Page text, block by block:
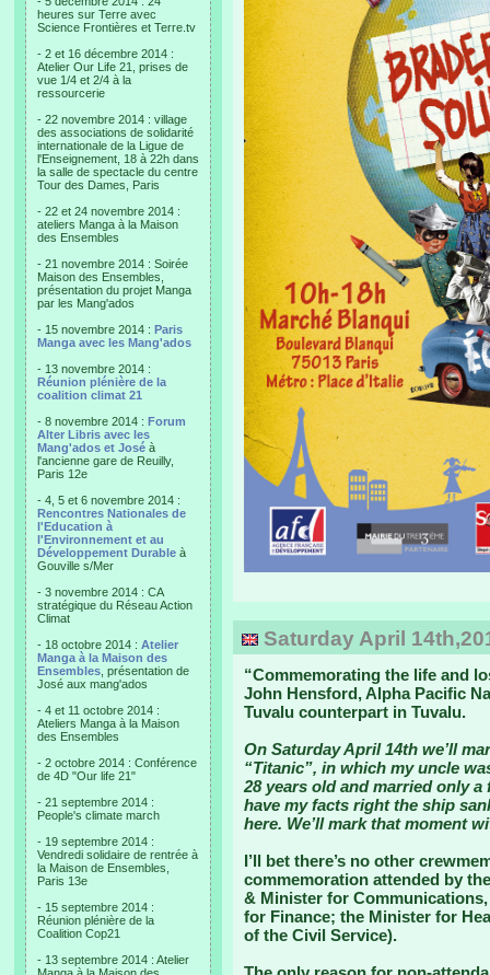
heures sur Terre avec
Science Frontières et Terre.tv
- 2 et 16 décembre 2014 :
Atelier Our Life 21, prises de
vue 1/4 et 2/4 à la
ressourcerie
- 22 novembre 2014 : village
des associations de solidarité
internationale de la Ligue de
l'Enseignement, 18 à 22h dans
la salle de spectacle du centre
Tour des Dames, Paris
- 22 et 24 novembre 2014 :
ateliers Manga à la Maison
des Ensembles
- 21 novembre 2014 : Soirée
Maison des Ensembles,
présentation du projet Manga
par les Mang'ados
- 15 novembre 2014 : Paris
Manga avec les Mang'ados
- 13 novembre 2014 :
Réunion plénière de la
coalition climat 21
- 8 novembre 2014 : Forum
Alter Libris avec les
Mang'ados et José à
l'ancienne gare de Reuilly,
Paris 12e
- 4, 5 et 6 novembre 2014 :
Rencontres Nationales de
l'Education à
l'Environnement et au
Développement Durable à
Gouville s/Mer
- 3 novembre 2014 : CA
stratégique du Réseau Action
Climat
- 18 octobre 2014 : Atelier
Manga à la Maison des
Ensembles , présentation de
José aux mang'ados
- 4 et 11 octobre 2014 :
Ateliers Manga à la Maison
des Ensembles
- 2 octobre 2014 : Conférence
de 4D "Our life 21"
- 21 septembre 2014 :
People's climate march
- 19 septembre 2014 :
Vendredi solidaire de rentrée à
la Maison de Ensembles,
Paris 13e
- 15 septembre 2014 :
Réunion plénière de la
Coalition Cop21
- 13 septembre 2014 : Atelier
Saturday April
“Commemorating the life and
John Hensford, Alpha Pacific
Tuvalu counterpart in Tuvalu.
On Saturday April 14th we’ll
“Titanic”, in which my uncle
28 years old and married only
have my facts right the ship
here. We’ll mark that moment
I’ll bet there’s no other
commemoration attended by
& Minister for
for Finance; the Minister for
of the Civil Service).